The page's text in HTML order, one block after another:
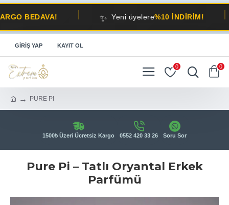
Yeni üyelere%10 İNDİRİM!
GIRIŞ YAP KAYIT OL
0 0
PURE PI
1500₺ Üzeri Ücretsiz Kargo 0552 420 33 26 Soru Sor
Pure Pi – Tatlı Oryantal Erkek
Parfümü